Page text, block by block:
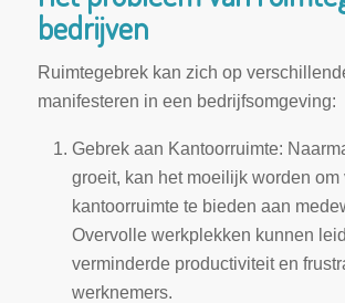
bedrijven
Ruimtegebrek kan zich op
manifesteren in een bedrijfsomgeving:
Gebrek aan Kantoorruimte:
groeit, kan het moeilijk worden om
kantoorruimte te bieden aan
Overvolle werkplekken kunnen
verminderde productiviteit en
werknemers.